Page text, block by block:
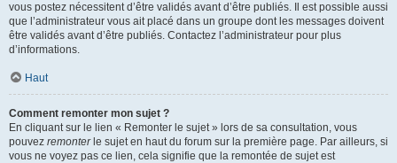
vous postez nécessitent d’être validés avant d’être publiés. Il est possible aussi
que l’administrateur vous ait placé dans un groupe dont les messages doivent
être validés avant d’être publiés. Contactez l’administrateur pour plus
d’informations.
Haut
Comment remonter mon sujet ?
En cliquant sur le lien « Remonter le sujet » lors de sa consultation, vous
pouvez remonterle sujet en haut du forum sur la première page. Par ailleurs, si
vous ne voyez pas ce lien, cela signifie que la remontée de sujet est